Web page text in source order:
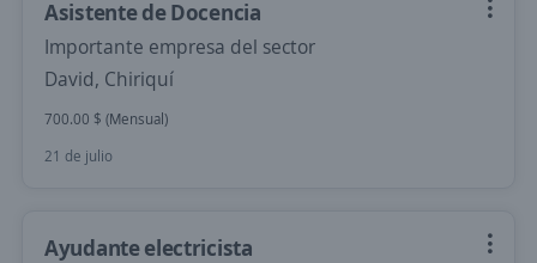
Asistente de Docencia
Importante empresa del sector
David, Chiriquí
700.00 $ (Mensual)
21 de julio
Ayudante electricista